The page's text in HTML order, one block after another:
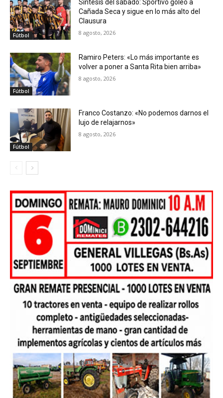
Fútbol
Síntesis del sábado: Sportivo goleó a
Cañada Seca y sigue en lo más alto del
Clausura
8 agosto, 2026
Fútbol
Ramiro Peters: «Lo más importante es
volver a poner a Santa Rita bien arriba»
8 agosto, 2026
Fútbol
Franco Costanzo: «No podemos darnos el
lujo de relajarnos»
8 agosto, 2026